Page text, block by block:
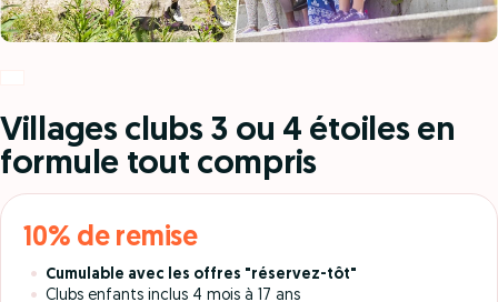
Villages clubs 3 ou 4 étoiles en
formule tout compris
10% de remise
Cumulable avec les offres "réservez-tôt"
Clubs enfants inclus 4 mois à 17 ans